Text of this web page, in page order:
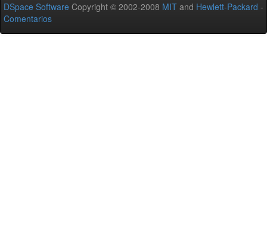
DSpace Software Copyright © 2002-2008 MIT and Hewlett-Packard -
Comentarios